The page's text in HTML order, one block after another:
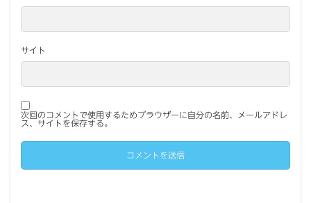
サイト
次回のコメントで使用するためブラウザーに自分の名前、メールアドレ
ス、サイトを保存する。